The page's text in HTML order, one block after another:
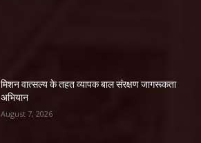
मिशन वात्सल्य के तहत व्यापक बाल संरक्षण जागरूकता
अभियान
August 7, 2026